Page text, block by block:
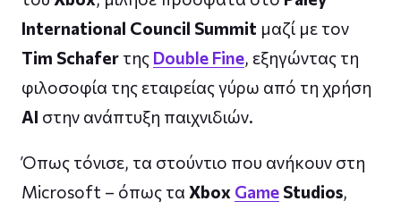
International Council Summit μαζί με τον
Tim Schafer της Double Fine, εξηγώντας τη
φιλοσοφία της εταιρείας γύρω από τη χρήση
AI στην ανάπτυξη παιχνιδιών.
Όπως τόνισε, τα στούντιο που ανήκουν στη
Microsoft – όπως τα Xbox Game Studios,